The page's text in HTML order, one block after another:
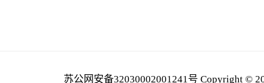
苏公网安备32030002001241号 Copyright ©